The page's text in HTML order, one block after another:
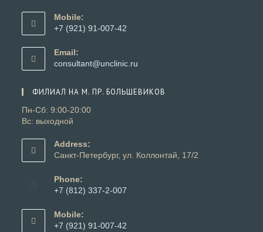
в
вашем
Mobile:
+7 (921) 91-007-42
в
вашем
Email:
consultant@unclinic.ru
приложении
ФИЛИАЛ НА М. ПР. БОЛЬШЕВИКОВ
Пн-Сб: 9:00-20:00
Вс: выходной
Address:
Санкт-Петербург, ул. Коллонтай, 17/2
Phone:
+7 (812) 337-2-007
в
вашем
Mobile:
+7 (921) 91-007-42